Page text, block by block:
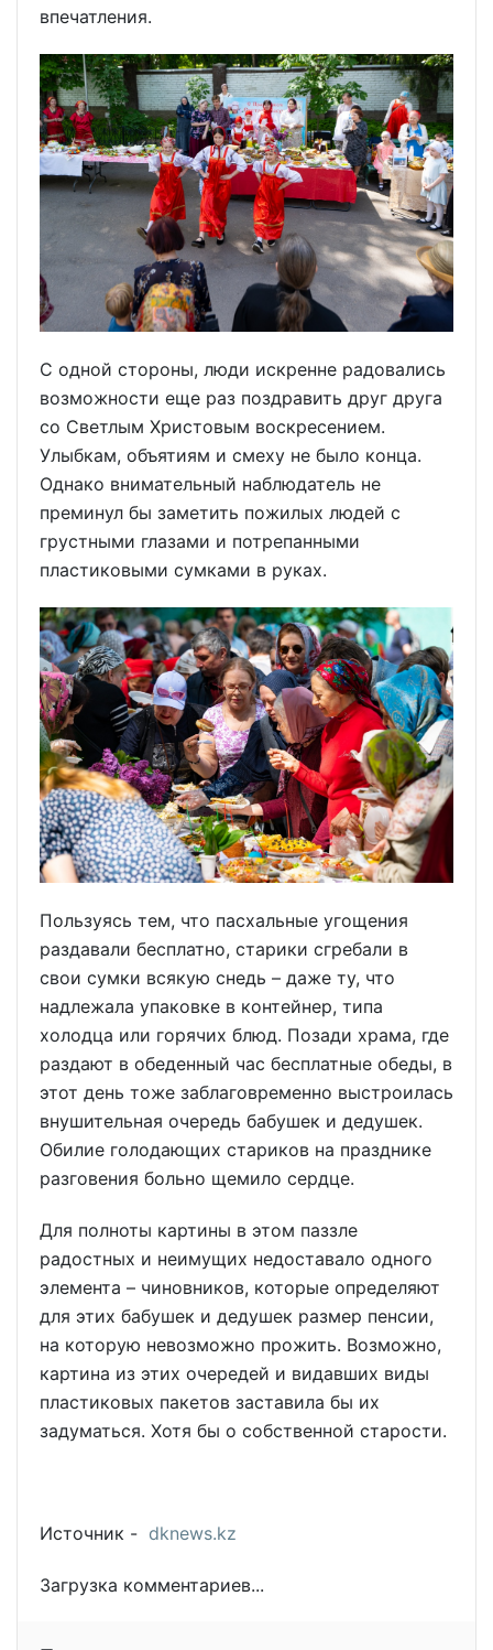
впечатления.
С одной стороны, люди искренне радовались
возможности еще раз поздравить друг друга
со Светлым Христовым воскресением.
Улыбкам, объятиям и смеху не было конца.
Однако внимательный наблюдатель не
преминул бы заметить пожилых людей с
грустными глазами и потрепанными
пластиковыми сумками в руках.
Пользуясь тем, что пасхальные угощения
раздавали бесплатно, старики сгребали в
свои сумки всякую снедь – даже ту, что
надлежала упаковке в контейнер, типа
холодца или горячих блюд. Позади храма, где
раздают в обеденный час бесплатные обеды, в
этот день тоже заблаговременно выстроилась
внушительная очередь бабушек и дедушек.
Обилие голодающих стариков на празднике
разговения больно щемило сердце.
Для полноты картины в этом паззле
радостных и неимущих недоставало одного
элемента – чиновников, которые определяют
для этих бабушек и дедушек размер пенсии,
на которую невозможно прожить. Возможно,
картина из этих очередей и видавших виды
пластиковых пакетов заставила бы их
задуматься. Хотя бы о собственной старости.
Источник - dknews.kz
Загрузка комментариев...